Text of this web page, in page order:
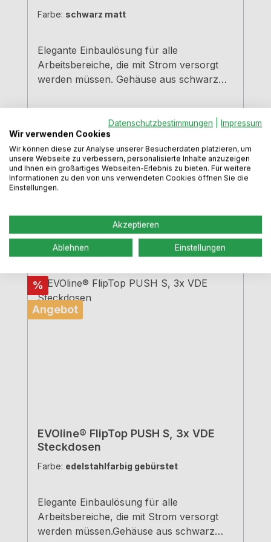
Farbe: schwarz matt
Elegante Einbaulösung für alle
Arbeitsbereiche, die mit Strom versorgt
werden müssen. Gehäuse aus schwarz
Rahmen schwarz matt. Schwarze
Bürstenleiste.4 Schukosteckdosen 3000
mm Netzanschlussleitung Einbautiefe 68
mm Kabelauslass hinten links Für
Arbeitsplatten bis 50 mm StärkeWeitere
individuelle Konfigurationen erhalten Sie
auf Anfrage.VIDEO
Varianten ab179,99 €
Regulärer Preis:
215,49 €
Preise inkl. MwSt. zzgl. Versandkosten
In den Warenkorb
Rabatt
%
Angebot
EVOline® FlipTop PUSH S, 3x VDE
Steckdosen
Farbe: edelstahlfarbig gebürstet
Elegante Einbaulösung für alle
Arbeitsbereiche, die mit Strom versorgt
werden müssen.Gehäuse aus schwarz
Datenschutzbestimmungen
Impressum
Wir verwenden Cookies
Wir können diese zur Analyse unserer Besucherdaten platzieren, um
unsere Webseite zu verbessern, personalisierte Inhalte anzuzeigen
und Ihnen ein großartiges Webseiten-Erlebnis zu bieten. Für weitere
Informationen zu den von uns verwendeten Cookies öffnen Sie die
Einstellungen.
Akzeptieren
Ablehnen Einstellungen